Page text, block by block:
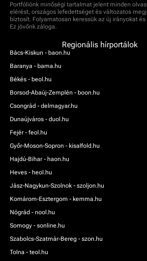
Portfóliónk minőségi tartalmat jelent minden
elérést, országos lefedettséget és változatos
biztosít. Folyamatosan keressük az új irányokat
Ez jövőnk záloga.
Regionális hírportálok
Bács-Kiskun - baon.hu
Baranya - bama.hu
Békés - beol.hu
Borsod-Abaúj-Zemplén - boon.hu
Csongrád - delmagyar.hu
Dunaújváros - duol.hu
Fejér - feol.hu
Győr-Moson-Sopron - kisalfold.hu
Hajdú-Bihar - haon.hu
Heves - heol.hu
Jász-Nagykun-Szolnok - szoljon.hu
Komárom-Esztergom - kemma.hu
Nógrád - nool.hu
Somogy - sonline.hu
Szabolcs-Szatmár-Bereg - szon.hu
Tolna - teol.hu